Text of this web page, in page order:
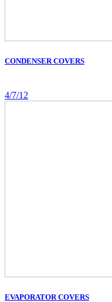
CONDENSER COVERS
4/7/12
EVAPORATOR COVERS